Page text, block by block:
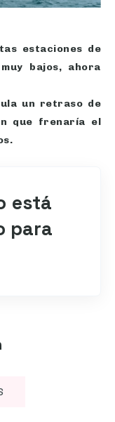
estaciones de
bajos, ahora
un retraso de
que frenaría el
está
para